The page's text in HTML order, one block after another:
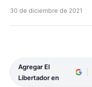
30 de diciembre de 2021
Agregar El
Libertador en